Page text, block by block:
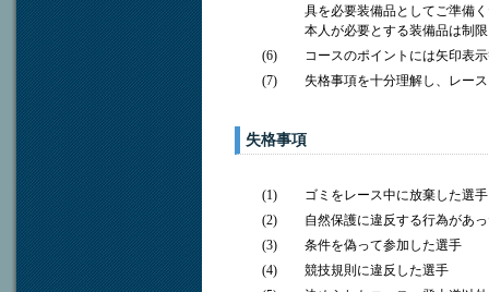
具を必要装備品としてご準備
本人が必要とする装備品は制
(6)
コースのポイントには矢印表
(7)
失格事項を十分理解し、レー
失格事項
(1)
ゴミをレース中に放棄した選手
(2)
自然保護に違反する行為があ
(3)
条件を偽って参加した選手
(4)
競技規則に違反した選手